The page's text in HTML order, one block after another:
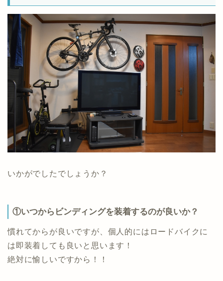
いかがでしたでしょうか？
①いつからビンディングを装着するのが良いか？
慣れてからが良いですが、個人的にはロードバイクに
は即装着しても良いと思います！
絶対に愉しいですから！！